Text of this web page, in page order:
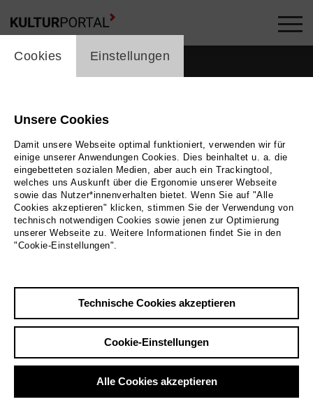
Zurück|Übersicht
cookie_layer
Cookies Einstellungen
Unsere Cookies
Damit unsere Webseite optimal funktioniert, verwenden wir für
einige unserer Anwendungen Cookies. Dies beinhaltet u. a. die
eingebetteten sozialen Medien, aber auch ein Trackingtool,
welches uns Auskunft über die Ergonomie unserer Webseite
sowie das Nutzer*innenverhalten bietet. Wenn Sie auf "Alle
Cookies akzeptieren" klicken, stimmen Sie der Verwendung von
technisch notwendigen Cookies sowie jenen zur Optimierung
unserer Webseite zu. Weitere Informationen findet Sie in den
"Cookie-Einstellungen".
Technische Cookies akzeptieren
Cookie-Einstellungen
Alle Cookies akzeptieren